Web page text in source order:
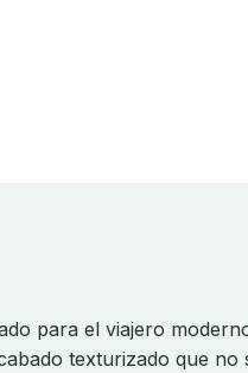
para el viajero
texturizado que